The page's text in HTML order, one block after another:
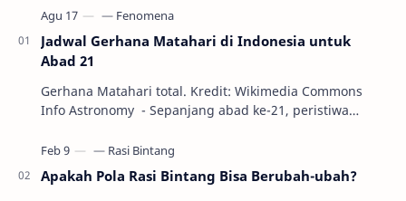
Jadwal Gerhana Matahari di Indonesia untuk
Abad 21
Gerhana Matahari total. Kredit: Wikimedia Commons
Info Astronomy - Sepanjang abad ke-21, peristiwa
Apakah Pola Rasi Bintang Bisa Berubah-ubah?